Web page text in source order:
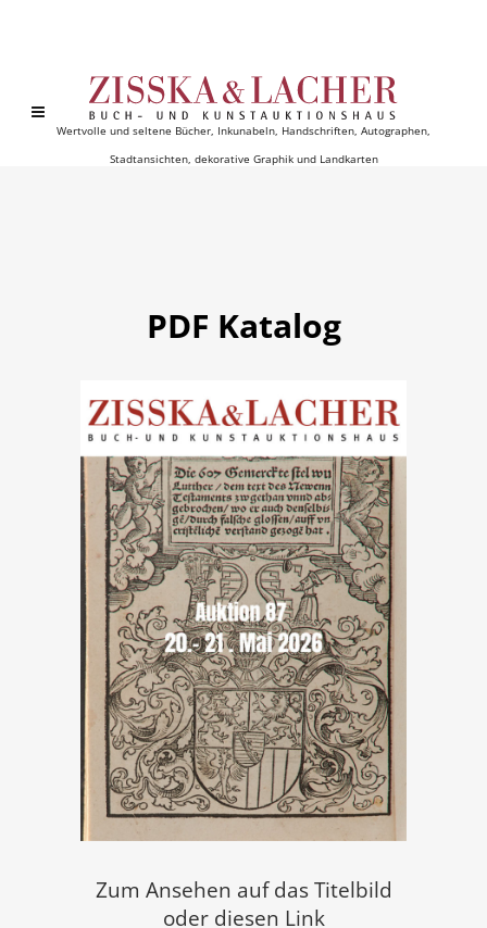
Wertvolle und seltene Bücher, Inkunabeln, Handschriften, Autographen,
Stadtansichten, dekorative Graphik und Landkarten
PDF Katalog
Zum Ansehen auf das Titelbild
oder diesen Link